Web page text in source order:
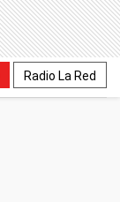
Radio La Red